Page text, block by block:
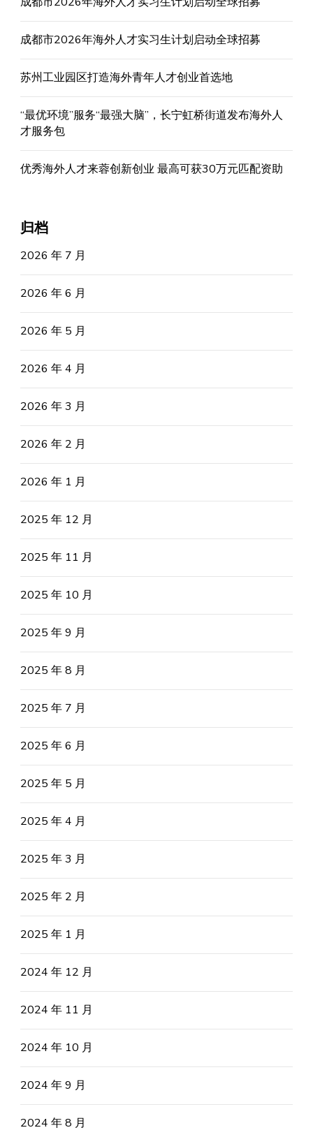
成都市2026年海外人才实习生计划启动全球招募
苏州工业园区打造海外青年人才创业首选地
“最优环境”服务“最强大脑”，长宁虹桥街道发布海外人
才服务包
优秀海外人才来蓉创新创业 最高可获30万元匹配资助
归档
2026 年 7 月
2026 年 6 月
2026 年 5 月
2026 年 4 月
2026 年 3 月
2026 年 2 月
2026 年 1 月
2025 年 12 月
2025 年 11 月
2025 年 10 月
2025 年 9 月
2025 年 8 月
2025 年 7 月
2025 年 6 月
2025 年 5 月
2025 年 4 月
2025 年 3 月
2025 年 2 月
2025 年 1 月
2024 年 12 月
2024 年 11 月
2024 年 10 月
2024 年 9 月
2024 年 8 月